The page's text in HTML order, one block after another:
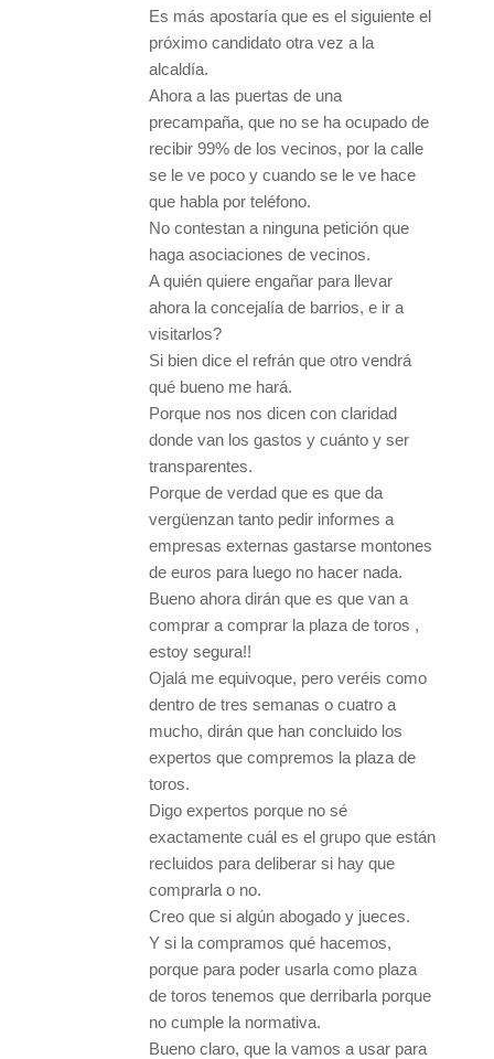
Es más apostaría que es el siguiente el
próximo candidato otra vez a la
alcaldía.
Ahora a las puertas de una
precampaña, que no se ha ocupado de
recibir 99% de los vecinos, por la calle
se le ve poco y cuando se le ve hace
que habla por teléfono.
No contestan a ninguna petición que
haga asociaciones de vecinos.
A quién quiere engañar para llevar
ahora la concejalía de barrios, e ir a
visitarlos?
Si bien dice el refrán que otro vendrá
qué bueno me hará.
Porque nos nos dicen con claridad
donde van los gastos y cuánto y ser
transparentes.
Porque de verdad que es que da
vergüenzan tanto pedir informes a
empresas externas gastarse montones
de euros para luego no hacer nada.
Bueno ahora dirán que es que van a
comprar a comprar la plaza de toros ,
estoy segura!!
Ojalá me equivoque, pero veréis como
dentro de tres semanas o cuatro a
mucho, dirán que han concluido los
expertos que compremos la plaza de
toros.
Digo expertos porque no sé
exactamente cuál es el grupo que están
recluidos para deliberar si hay que
comprarla o no.
Creo que si algún abogado y jueces.
Y si la compramos qué hacemos,
porque para poder usarla como plaza
de toros tenemos que derribarla porque
no cumple la normativa.
Bueno claro, que la vamos a usar para